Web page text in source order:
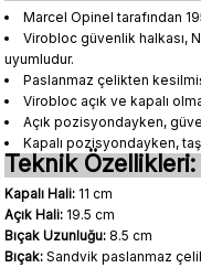
Marcel Opinel tarafından
Virobloc güvenlik halkası,
uyumludur.
Paslanmaz çelikten
Virobloc açık ve kapalı
Açık pozisyondayken,
Kapalı pozisyondayken,
Teknik Özellikleri:
Kapalı Hali: 11 cm
Açık Hali: 19.5 cm
Bıçak Uzunluğu: 8.5 cm
Bıçak: Sandvik paslanmaz